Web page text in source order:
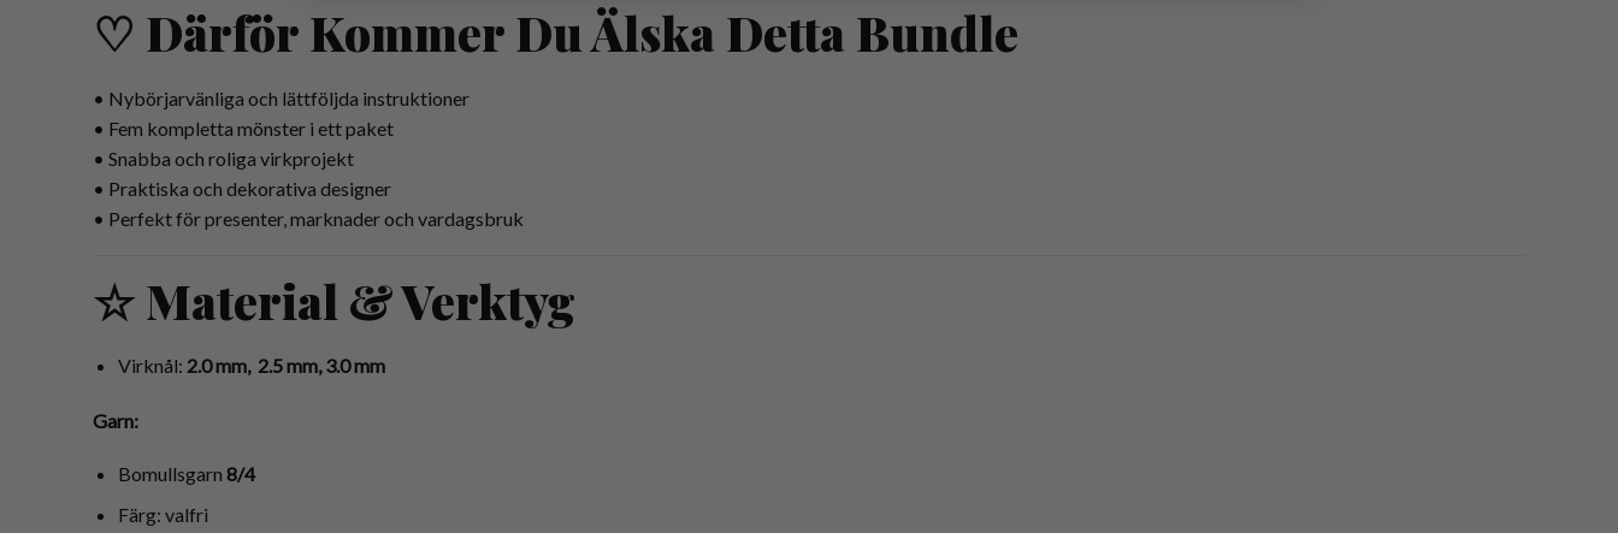
♡ Därför Kommer Du Älska Detta Bundle
• Nybörjarvänliga och lättföljda instruktioner
• Fem kompletta mönster i ett paket
• Snabba och roliga virkprojekt
• Praktiska och dekorativa designer
• Perfekt för presenter, marknader och vardagsbruk
☆ Material & Verktyg
Virknål: 2.0 mm, 2.5 mm, 3.0 mm
Garn:
Bomullsgarn 8/4
Färg: valfri